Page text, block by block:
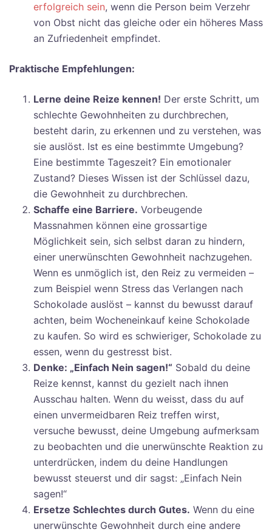
erfolgreich sein, wenn die Person beim Verzehr
von Obst nicht das gleiche oder ein höheres Mass
an Zufriedenheit empfindet.
Praktische Empfehlungen:
Lerne deine Reize kennen! Der erste Schritt, um
schlechte Gewohnheiten zu durchbrechen,
besteht darin, zu erkennen und zu verstehen, was
sie auslöst. Ist es eine bestimmte Umgebung?
Eine bestimmte Tageszeit? Ein emotionaler
Zustand? Dieses Wissen ist der Schlüssel dazu,
die Gewohnheit zu durchbrechen.
Schaffe eine Barriere. Vorbeugende
Massnahmen können eine grossartige
Möglichkeit sein, sich selbst daran zu hindern,
einer unerwünschten Gewohnheit nachzugehen.
Wenn es unmöglich ist, den Reiz zu vermeiden –
zum Beispiel wenn Stress das Verlangen nach
Schokolade auslöst – kannst du bewusst darauf
achten, beim Wocheneinkauf keine Schokolade
zu kaufen. So wird es schwieriger, Schokolade zu
essen, wenn du gestresst bist.
Denke: „Einfach Nein sagen!“ Sobald du deine
Reize kennst, kannst du gezielt nach ihnen
Ausschau halten. Wenn du weisst, dass du auf
einen unvermeidbaren Reiz treffen wirst,
versuche bewusst, deine Umgebung aufmerksam
zu beobachten und die unerwünschte Reaktion zu
unterdrücken, indem du deine Handlungen
bewusst steuerst und dir sagst: „Einfach Nein
sagen!“
Ersetze Schlechtes durch Gutes. Wenn du eine
unerwünschte Gewohnheit durch eine andere